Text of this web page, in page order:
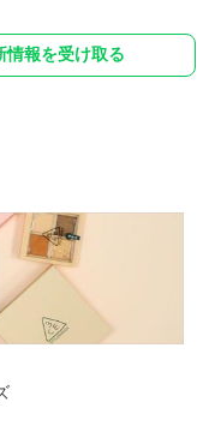
情報を受け取る